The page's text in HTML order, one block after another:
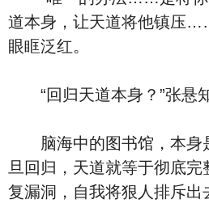
道本身，让天道将他镇压
眼眶泛红。
“回归天道本身？”张悬知
脑海中的图书馆，本身
旦回归，天道就等于彻底
复漏洞，自我将狠人排斥出